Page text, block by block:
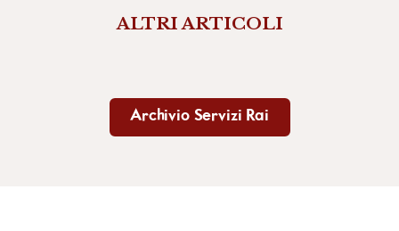
ALTRI ARTICOLI
Archivio Servizi Rai